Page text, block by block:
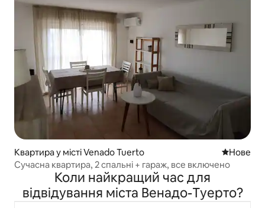
Квартира у місті Venado Tuerto Нове
Нове
Сучасна квартира, 2 спальні + гараж, все включено
Коли найкращий час для
відвідування міста Венадо-Туерто?